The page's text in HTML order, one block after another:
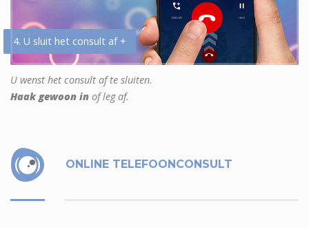
4. U sluit het consult af +
U wenst het consult af te sluiten.
Haak gewoon in of leg af.
ONLINE TELEFOONCONSULT